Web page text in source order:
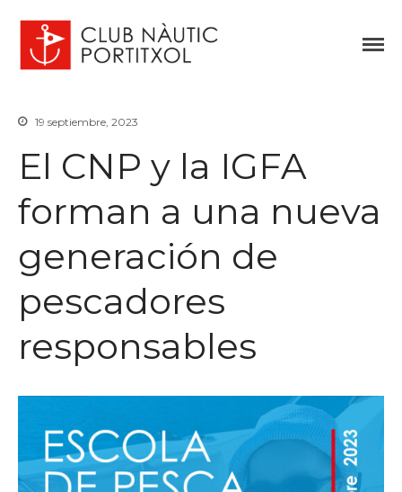
Inicio
Vela
Regatas
Escuela de Vela
Piragüismo
Actividades sociales
Staff
Calidad
Tienda
19 septiembre, 2023
El CNP y la IGFA
forman a una nueva
generación de
pescadores
responsables